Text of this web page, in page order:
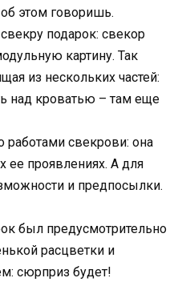
этом говоришь.
подарок: свекор
картину. Так
из нескольких частей:
над кроватью – там еще
свекрови: она
проявлениях. А для
и предпосылки.
был предусмотрительно
расцветки и
сюрприз будет!